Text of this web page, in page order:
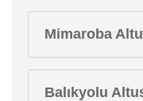
Mimaroba
Balıkyolu